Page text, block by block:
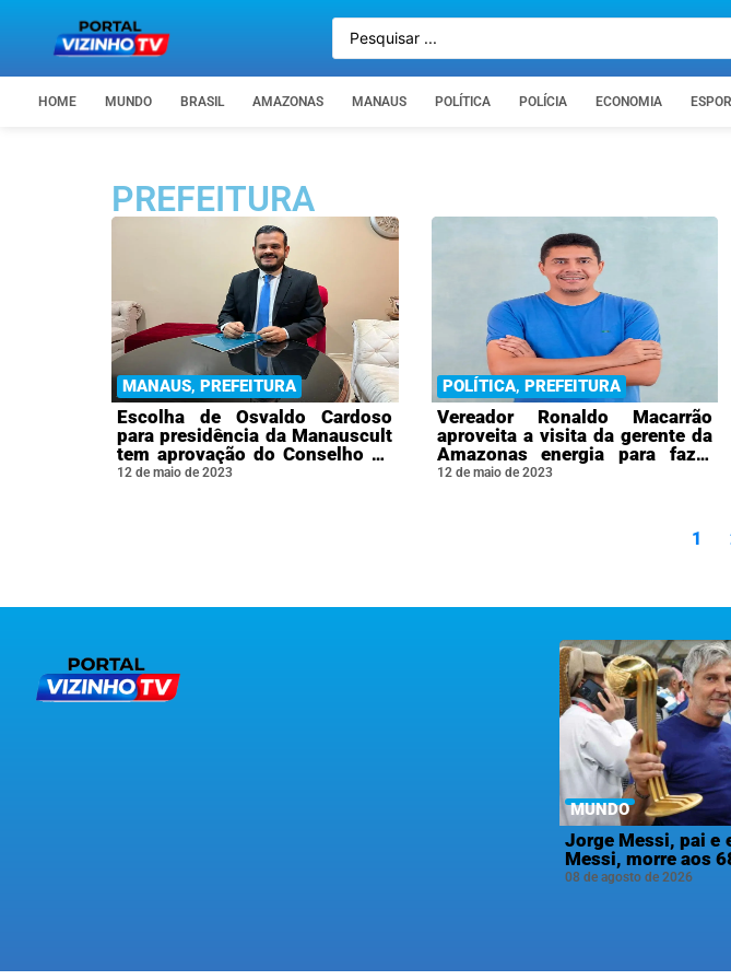
HOME MUNDO BRASIL AMAZONAS MANAUS POLÍTICA POLÍCIA ECONOMIA
PREFEITURA
MANAUS, PREFEITURA
Escolha de Osvaldo Cardoso
para presidência da Manauscult
tem aprovação do Conselho de
Cultura do Distrito Federal
12 de maio de 2023
POLÍTICA, PREFEITURA
Vereador Ronaldo Macarrão
aproveita a visita da gerente da
Amazonas energia para fazer
pedidos que beneficiarão
12 de maio de 2023
1
MUNDO
Jorge Messi, pai e
Messi, morre aos
08 de agosto de 2026